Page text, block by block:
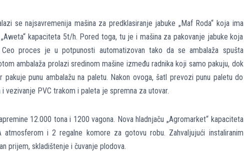
se najsavremenija mašina za predklasiranje jabuke „Maf Roda“ koja ima
kapaciteta 5t/h. Pored toga, tu je i mašina za pakovanje jabuke koja
proces je u potpunosti automatizovan tako da se ambalaža spušta
ambalaža prolazi sredinom mašine između radnika koji samo pakuju, dok
punu ambalažu na paletu. Nakon ovoga, šatl prevozi punu paletu do
vezivanje PVC trakom i paleta je spremna za utovar.
12.000 tona i 1200 vagona. Nova hladnjaču „Agromarket“ kapaciteta
i 2 regalne komore za gotovu robu. Zahvaljujući instaliranim
prijem, skladištenje i čuvanje plodova.